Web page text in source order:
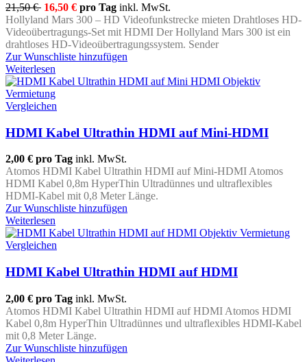
21,50 € 16,50 € pro Tag inkl. MwSt.
Hollyland Mars 300 – HD Videofunkstrecke mieten Drahtloses HD-
Videoübertragungs-Set mit HDMI Der Hollyland Mars 300 ist ein
drahtloses HD-Videoübertragungssystem. Sender
Zur Wunschliste hinzufügen
Weiterlesen
Vergleichen
HDMI Kabel Ultrathin HDMI auf Mini-HDMI
2,00 € pro Tag inkl. MwSt.
Atomos HDMI Kabel Ultrathin HDMI auf Mini-HDMI Atomos
HDMI Kabel 0,8m HyperThin Ultradünnes und ultraflexibles
HDMI-Kabel mit 0,8 Meter Länge.
Zur Wunschliste hinzufügen
Weiterlesen
Vergleichen
HDMI Kabel Ultrathin HDMI auf HDMI
2,00 € pro Tag inkl. MwSt.
Atomos HDMI Kabel Ultrathin HDMI auf HDMI Atomos HDMI
Kabel 0,8m HyperThin Ultradünnes und ultraflexibles HDMI-Kabel
mit 0,8 Meter Länge.
Zur Wunschliste hinzufügen